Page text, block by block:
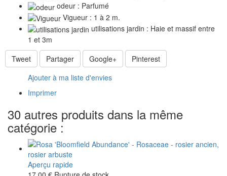
odeur : Parfumé
Vigueur : 1 à 2 m.
utilisations jardin : Haie et massif entre
1 et 3m
Tweet
Partager Google+
Pinterest
Ajouter à ma liste d'envies
Imprimer
30 autres produits dans la même
catégorie :
Aperçu rapide